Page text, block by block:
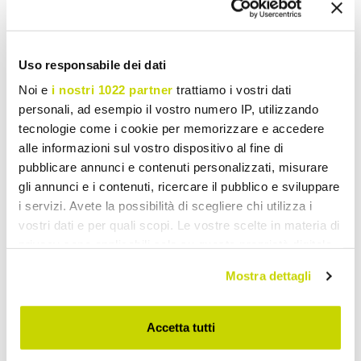
Uso responsabile dei dati
Noi e i nostri 1022 partner trattiamo i vostri dati
personali, ad esempio il vostro numero IP, utilizzando
tecnologie come i cookie per memorizzare e accedere
alle informazioni sul vostro dispositivo al fine di
pubblicare annunci e contenuti personalizzati, misurare
gli annunci e i contenuti, ricercare il pubblico e sviluppare
i servizi. Avete la possibilità di scegliere chi utilizza i
vostri dati e per quali scopi. Le vostre scelte in materia di
modificare o revocare il proprio consenso in qualsiasi
momento dalla Dichiarazione sui cookie o facendo clic
sull'icona di attivazione della privacy.
Mostra dettagli
Accetta tutti
VIADURINI LIVING
Miroir sur pied rond
moderne avec cadre
incliné fabriqué en Italie -
VIADURINI LIVING
Miroir sur pied ovale
moderne avec cadre
incliné fabriqué en Italie -